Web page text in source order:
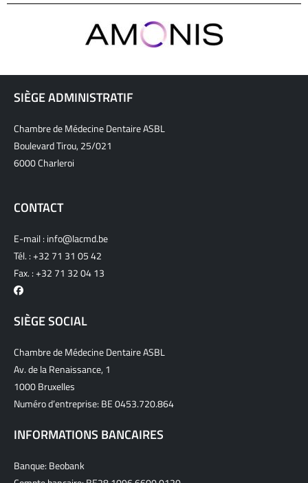
SIÈGE ADMINISTRATIF
Chambre de Médecine Dentaire ASBL
Boulevard Tirou, 25/021
6000 Charleroi
CONTACT
E-mail : info@lacmd.be
Tél. :+32 71 31 05 42
Fax. : +32 71 32 04 13
SIÈGE SOCIAL
Chambre de Médecine Dentaire ASBL
Av. de la Renaissance, 1
1000 Bruxelles
Numéro d’entreprise: BE 0453.720.864
INFORMATIONS BANCAIRES
Banque: Beobank